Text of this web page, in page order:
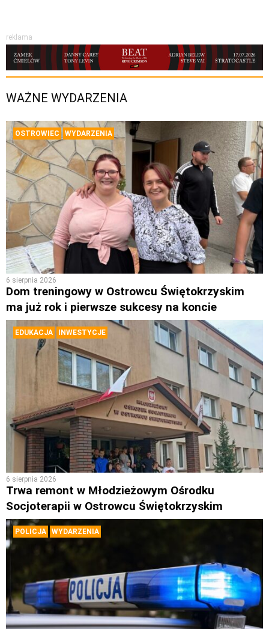
reklama
WAŻNE WYDARZENIA
OSTROWIEC WYDARZENIA
6 sierpnia 2026
Dom treningowy w Ostrowcu Świętokrzyskim
ma już rok i pierwsze sukcesy na koncie
EDUKACJA INWESTYCJE
6 sierpnia 2026
Trwa remont w Młodzieżowym Ośrodku
Socjoterapii w Ostrowcu Świętokrzyskim
POLICJA WYDARZENIA